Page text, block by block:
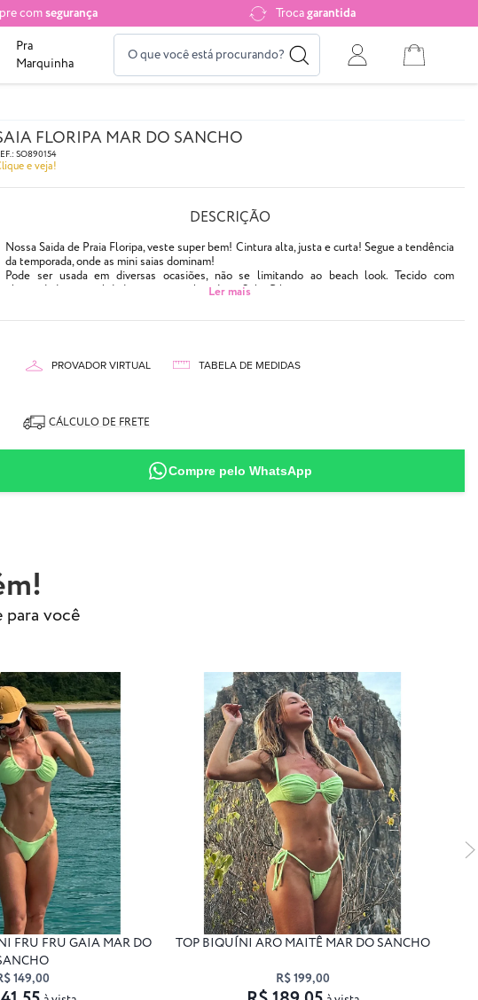
comsegurança Trocagarantida
Pra
Marquinha
FLORIPA MAR DO SANCHO
SO890154
e veja!
DESCRIÇÃO
Nossa Saida de Praia Floripa, veste super bem! Cintura alta, justa e curta! Segue a tendência
da temporada, onde as mini saias dominam!
Pode ser usada em diversas ocasiões, não se limitando ao beach look. Tecido com
elasticidade e a qualidade que já é conhecida na Solar Bikinis.
- Cor: Verde claro com textura especial
13% Elastano
- Tecido especial moda praia, filtro UV 50+
PROVADOR VIRTUAL TABELA DE MEDIDAS
CÁLCULO DE FRETE
Compre pelo WhatsApp
para você
FRU FRU GAIA MAR DO
149,00
TOP BIQUÍNI ARO MAITÊ MAR DO SANCHO
R$ 199,00